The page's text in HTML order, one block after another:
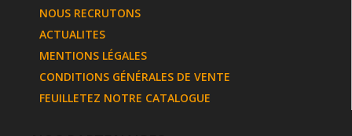
NOUS RECRUTONS
ACTUALITES
MENTIONS LÉGALES
CONDITIONS GÉNÉRALES DE VENTE
FEUILLETEZ NOTRE CATALOGUE